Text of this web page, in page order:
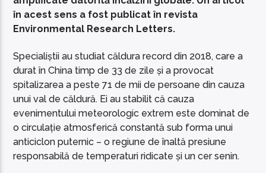
în acest sens a fost publicat în revista
Environmental Research Letters.
Specialiștii au studiat căldura record din 2018, care a
durat în China timp de 33 de zile și a provocat
spitalizarea a peste 71 de mii de persoane din cauza
unui val de căldură. Ei au stabilit că cauza
evenimentului meteorologic extrem este dominat de
o circulație atmosferică constantă sub forma unui
anticiclon puternic – o regiune de înaltă presiune
responsabilă de temperaturi ridicate și un cer senin.